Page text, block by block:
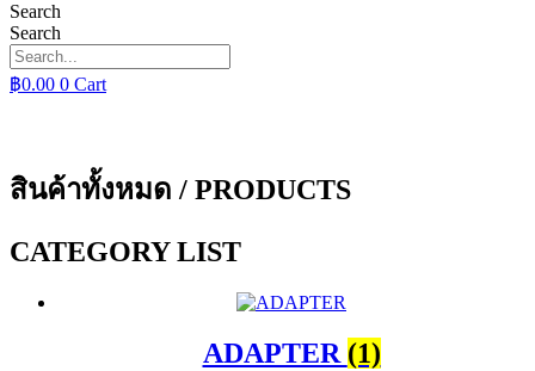
Search
Search
฿0.00 0 Cart
สินค้าทั้งหมด / PRODUCTS
CATEGORY LIST
ADAPTER (1)